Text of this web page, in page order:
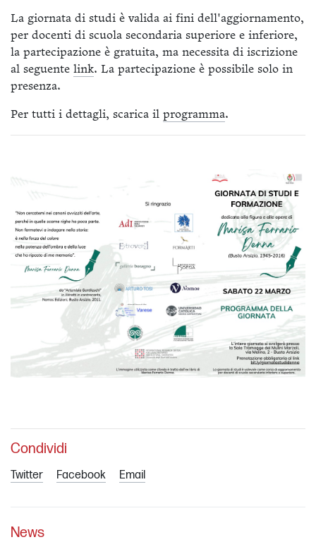
La giornata di studi è valida ai fini dell'aggiornamento,
per docenti di scuola secondaria superiore e inferiore,
la partecipazione è gratuita, ma necessita di iscrizione
al seguente link. La partecipazione è possibile solo in
presenza.
Per tutti i dettagli, scarica il programma.
Condividi
Twitter Facebook Email
News